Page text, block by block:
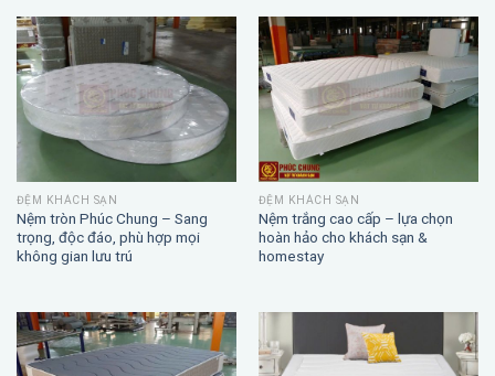
ĐỆM KHÁCH SẠN
Nệm tròn Phúc Chung – Sang
trọng, độc đáo, phù hợp mọi
không gian lưu trú
ĐỆM KHÁCH SẠN
Nệm trắng cao cấp – lựa chọn
hoàn hảo cho khách sạn &
homestay